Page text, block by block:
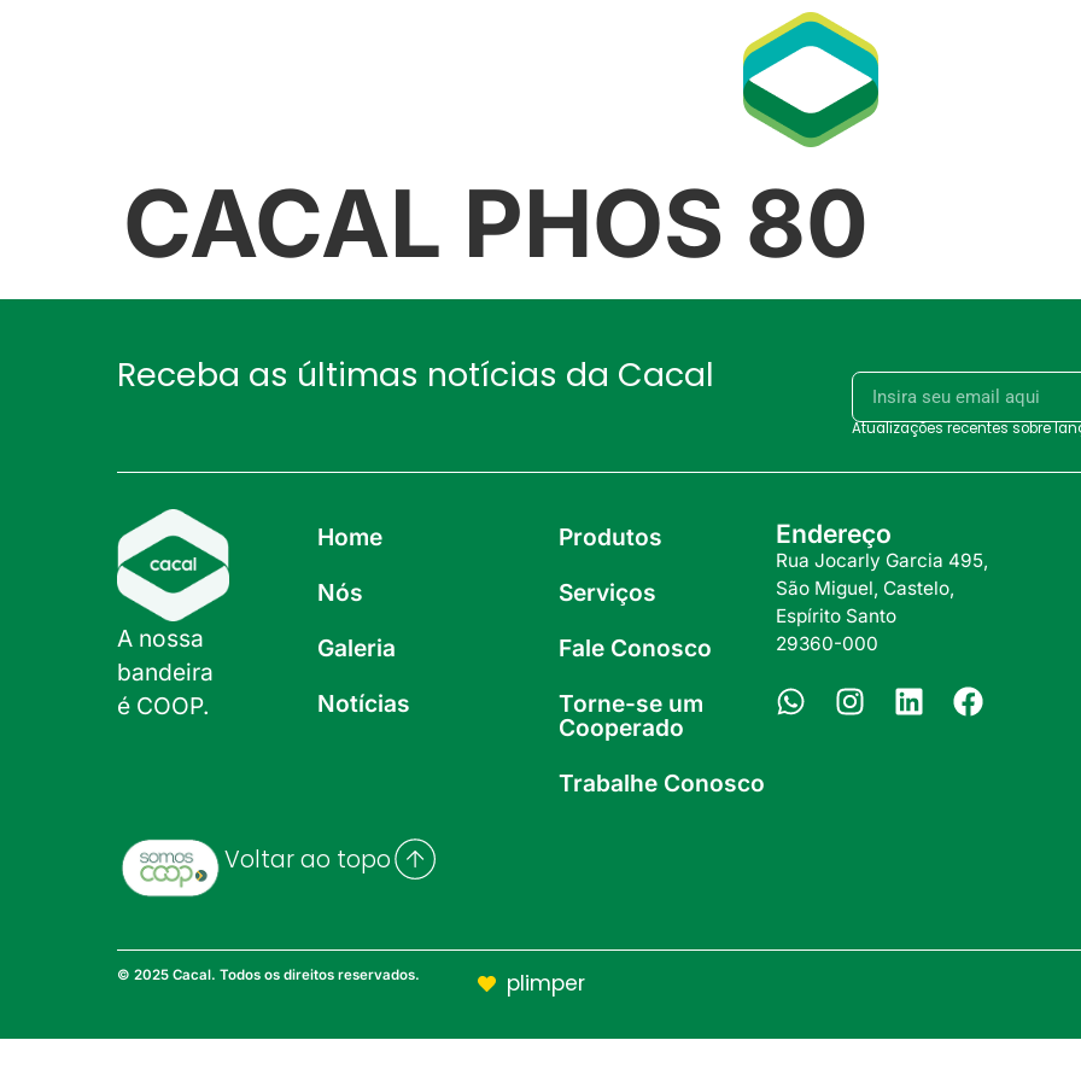
CACAL PHOS 80
Receba as últimas notícias da Cacal
Atualizações recentes sobre
A nossa
bandeira
é COOP.
Home
Nós
Galeria
Notícias
Produtos
Serviços
Fale Conosco
Torne-se um
Cooperado
Trabalhe Conosco
Endereço
Rua Jocarly Garcia 495,
São Miguel, Castelo,
Espírito Santo
29360-000
Voltar ao topo
© 2025 Cacal. Todos os direitos reservados. plimper